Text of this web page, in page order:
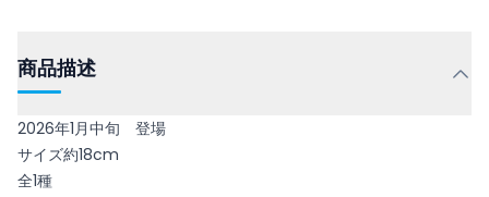
商品描述
2026年1月中旬 登場
サイズ約18cm
全1種